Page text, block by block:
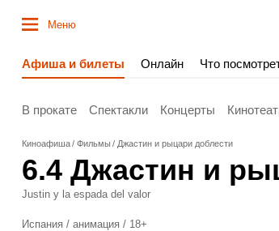
Меню
Афиша и билеты Онлайн Что
В прокате Спектакли Концерты
Киноафиша Фильмы Джастин и рыцари доблести
6.4 Джастин и
Justin y la espada del valor
Испания / анимация / 18+